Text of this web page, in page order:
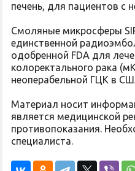
печень, для пациентов с
Смоляные микросферы
единственной
одобренной FDA для
колоректального рака
неоперабельной ГЦК в
Материал носит
является медицинской
противопоказания.
специалиста.